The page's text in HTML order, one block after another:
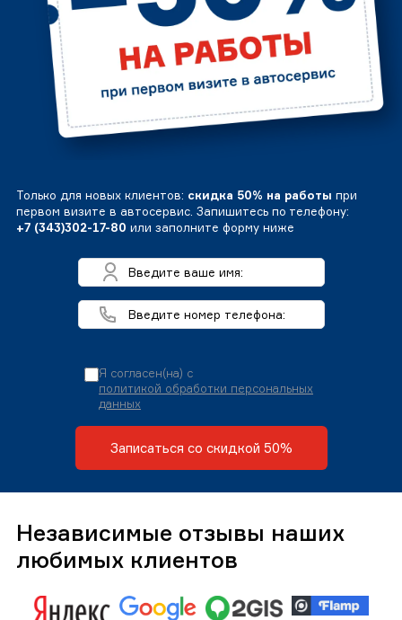
Только для новых клиентов: скидка 50% на работы при
первом визите в автосервис. Запишитесь по телефону:
+7 (343)302-17-80 или заполните форму ниже
Я согласен(на) с
политикой обработки персональных
данных
Записаться со скидкой 50%
Независимые отзывы наших
любимых клиентов